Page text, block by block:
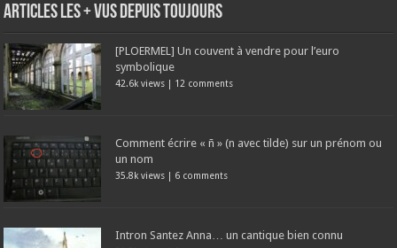
Articles les + vus depuis toujours
[PLOERMEL] Un couvent à vendre pour l’euro
symbolique
42.6k views | 12 comments
Comment écrire « ñ » (n avec tilde) sur un prénom ou
un nom
35.8k views | 6 comments
Intron Santez Anna… un cantique bien connu